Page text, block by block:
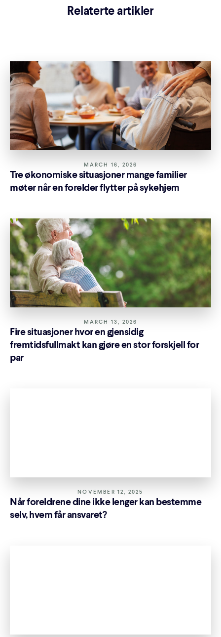
Relaterte artikler
MARCH 16, 2026
Tre økonomiske situasjoner mange familier
møter når en forelder flytter på sykehjem
MARCH 13, 2026
Fire situasjoner hvor en gjensidig
fremtidsfullmakt kan gjøre en stor forskjell for
par
NOVEMBER 12, 2025
Når foreldrene dine ikke lenger kan bestemme
selv, hvem får ansvaret?